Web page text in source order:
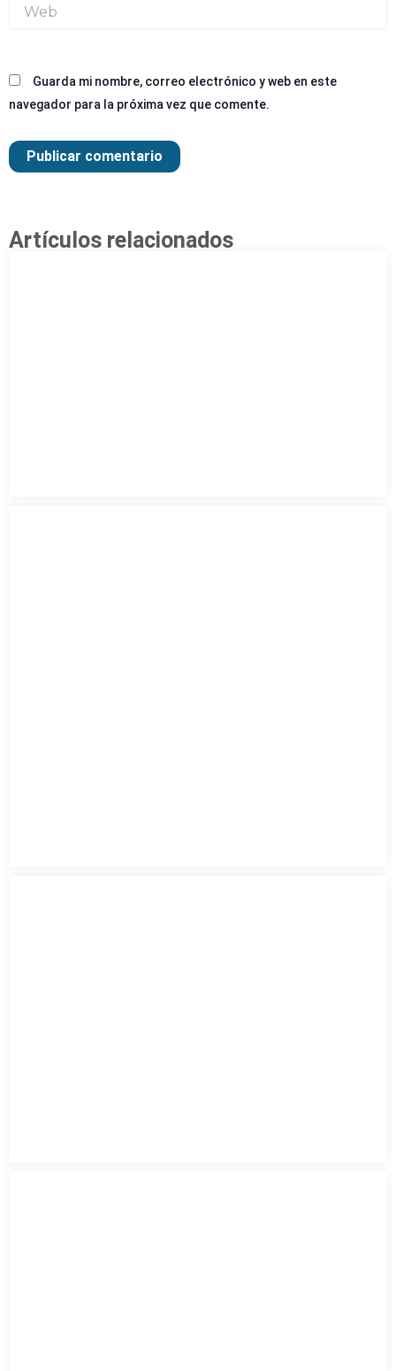
Guarda mi nombre, correo electrónico y web en este
navegador para la próxima vez que comente.
Artículos relacionados